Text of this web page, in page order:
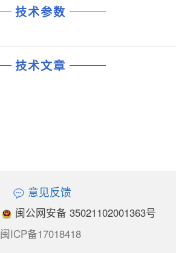
技术参数
技术文章
意见反馈
闽公网安备 35021102001363号
闽ICP备17018418